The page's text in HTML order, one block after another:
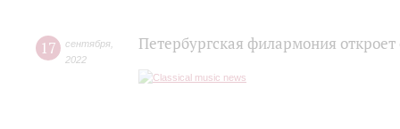
17 сентября
2022
Петербургская филармония